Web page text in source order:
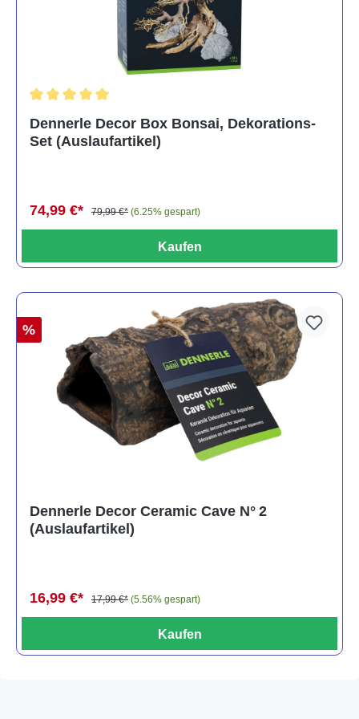
Dennerle Decor Box Bonsai, Dekorations-
Set (Auslaufartikel)
74,99 €* 79,99 €* (6.25% gespart)
Kaufen
%
Dennerle Decor Ceramic Cave N° 2
(Auslaufartikel)
16,99 €* 17,99 €* (5.56% gespart)
Kaufen